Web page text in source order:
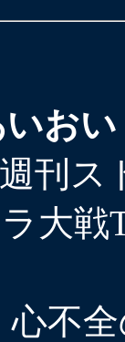
お
刊
大
心不